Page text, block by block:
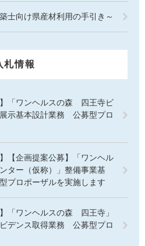
士向け県産材利用の手引き～
札情報
】「ワンヘルスの森 四王寺ビ
示基本設計業務 公募型プロ
【企画提案公募】「ワンヘル
ター（仮称）」整備事業基
プロポーザルを実施します
「ワンヘルスの森 四王寺」
デンス取得業務 公募型プロ